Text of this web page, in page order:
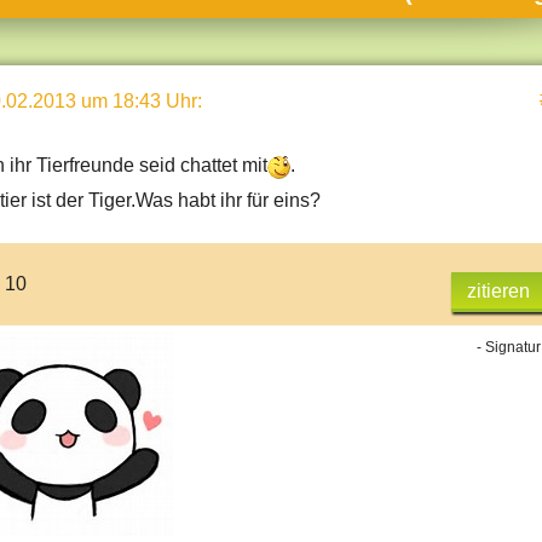
& Natur
& Politik
und Antworten
um 18:43 Uhr:
ihr Tierfreunde seid chattet mit
.
ist der Tiger.Was habt ihr für eins?
10 zitieren
-